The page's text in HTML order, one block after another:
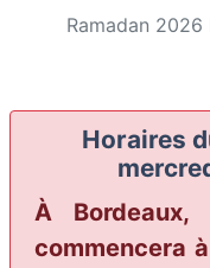
Ramadan
Horaires
À Bordeaux,
commencera